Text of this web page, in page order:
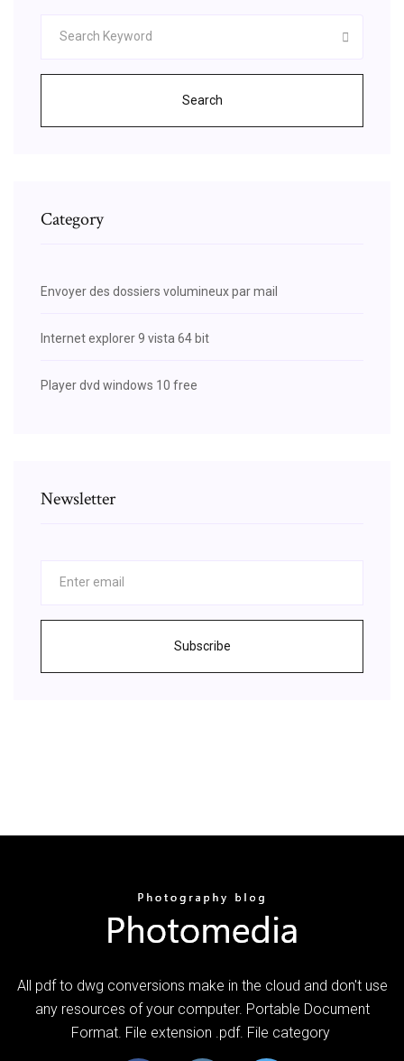
Search
Category
Envoyer des dossiers volumineux par mail
Internet explorer 9 vista 64 bit
Player dvd windows 10 free
Newsletter
Subscribe
All pdf to dwg conversions make in the cloud and don't use
any resources of your computer. Portable Document
Format. File extension .pdf. File category